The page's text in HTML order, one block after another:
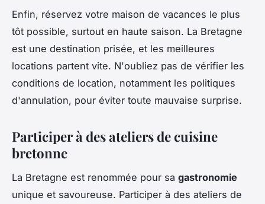
Enfin, réservez votre maison de vacances le plus
tôt possible, surtout en haute saison. La Bretagne
est une destination prisée, et les meilleures
locations partent vite. N'oubliez pas de vérifier les
conditions de location, notamment les politiques
d'annulation, pour éviter toute mauvaise surprise.
Participer à des ateliers de cuisine
bretonne
La Bretagne est renommée pour sa gastronomie
unique et savoureuse. Participer à des ateliers de